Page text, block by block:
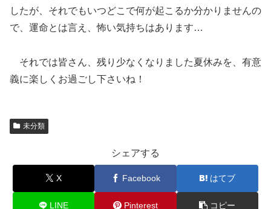
したが、それでもいつどこで何が起こるか分かりませんの
で、運命とは言え、怖い気持ちはあります…
それでは皆さん、残り少なくなりました夏休みを、有意
義に楽しくお過ごし下さいね！
未分類
シェアする
X Facebook はてブ
LINE Pinterest コピー